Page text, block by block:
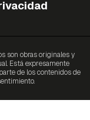
son obras originales y
Está expresamente
de los contenidos de